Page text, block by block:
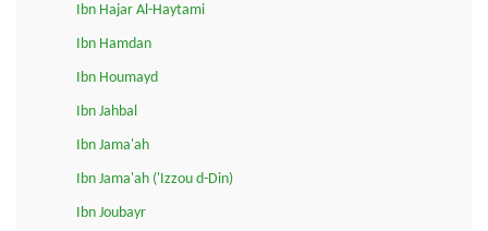
Ibn Hajar Al-Haytami
Ibn Hamdan
Ibn Houmayd
Ibn Jahbal
Ibn Jama'ah
Ibn Jama'ah ('Izzou d-Din)
Ibn Joubayr